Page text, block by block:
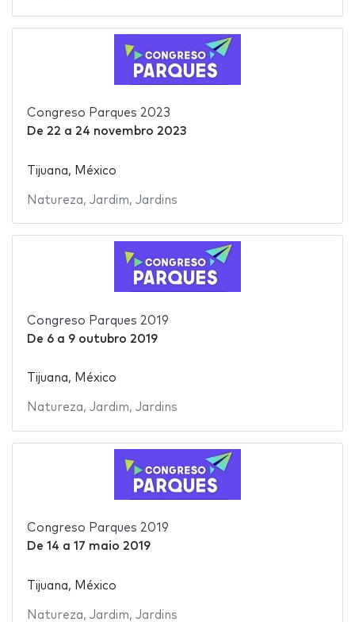
Congreso Parques 2023
De 22 a 24 novembro 2023
Tijuana, México
Natureza, Jardim, Jardins
Congreso Parques 2019
De 6a 9 outubro 2019
Tijuana, México
Natureza, Jardim, Jardins
Congreso Parques 2019
De 14 a 17 maio 2019
Tijuana, México
Natureza, Jardim, Jardins